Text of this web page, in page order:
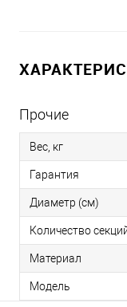
Прочие
Вес, кг
Гарантия
Диаметр (см)
Количество
Материал
Модель